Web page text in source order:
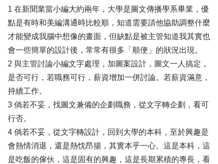
1 在新聞業當小編大約兩年，大學是圖文傳播學系畢業，優
點是有時和美編溝通時比較順，知道需要請他協助調整什麼
才能變成我腦中想像的畫面，但缺點是被主管知道我其實也
會一些簡單的設計後，常常有很多「順便」的狀況出現。
2 與主管討論小編文字處理，加圖案設計，圖文一人搞定，
是否可行，若職務可行，薪資增加一併討論。若薪資滿意，
持續工作。
3 倘若不妥，找圖文兼備的企劃職務，從文字轉企劃，看可
行否。
4 倘若不妥，從文字轉設計，回到大學的本科，至於興趣是
會熱情消退，還是熱忱昂揚，其實本乎一心。這是本科，這
是吃飯的傢伙，這是固有的興趣，這是長期累積的專長，看